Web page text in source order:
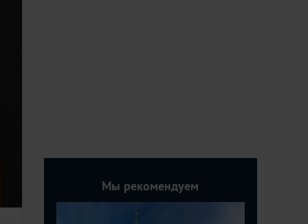
Мы рекомендуем